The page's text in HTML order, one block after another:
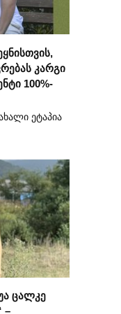
კარგი
100%-
ეტაპია
ცალკე
–